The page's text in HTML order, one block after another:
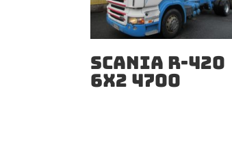
SCANIA R-420
6X2 4700